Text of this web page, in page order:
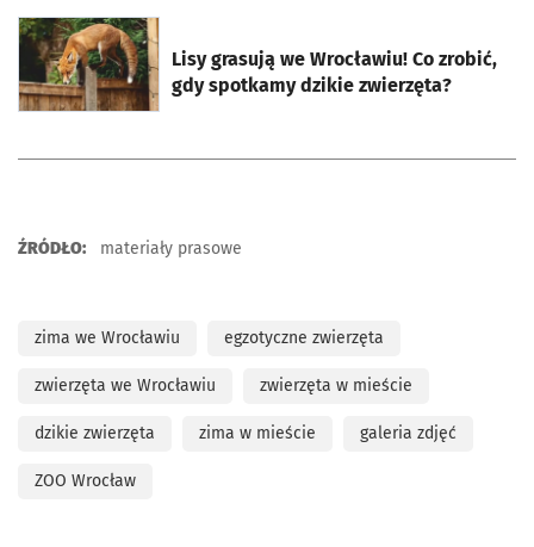
Lisy grasują we Wrocławiu! Co zrobić,
gdy spotkamy dzikie zwierzęta?
otworzy się w nowej karcie
ŹRÓDŁO: materiały prasowe
zima we Wrocławiu egzotyczne zwierzęta
zwierzęta we Wrocławiu zwierzęta w mieście
dzikie zwierzęta zima w mieście galeria zdjęć
ZOO Wrocław